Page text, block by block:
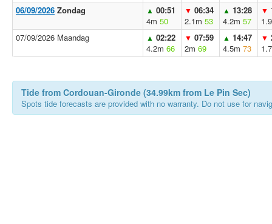
06/09/2026 Zondag ▲ 00:51
4m 50
▼ 06:34
2.1m 53
▲ 13:28
4.2m 57
▼
07/09/2026 Maandag
▲ 02:22
4.2m 66
▼ 07:59
2m 69
▲ 14:47
4.5m 73
▼
Tide from Cordouan-Gironde (34.99km from Le Pin Sec)
Spots tide forecasts are provided with no warranty. Do not use for